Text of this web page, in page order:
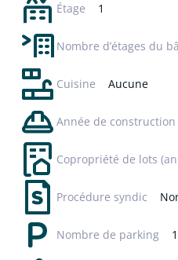
Étage 1
Nombre d’étages du
Cuisine Aucune
Année de construction
Copropriété de lots
Procédure syndic
Nombre de parking 1